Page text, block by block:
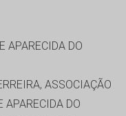
APARECIDA DO
ASSOCIAÇÃO
APARECIDA DO